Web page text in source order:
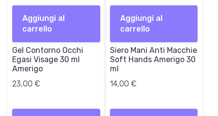
Aggiungi al
carrello
Gel Contorno Occhi
Egasi Visage 30 ml
Amerigo
23,00 €
Aggiungi al
carrello
Siero Mani Anti Macchie
Soft Hands Amerigo 30
ml
14,00 €